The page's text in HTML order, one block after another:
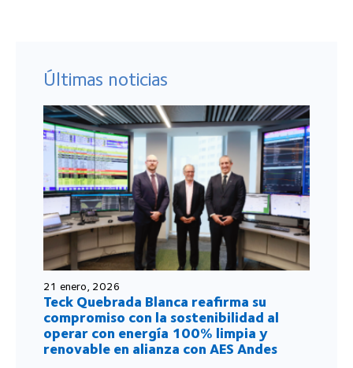
Últimas noticias
21 enero, 2026
Teck Quebrada Blanca reafirma su
compromiso con la sostenibilidad al
operar con energía 100% limpia y
renovable en alianza con AES Andes